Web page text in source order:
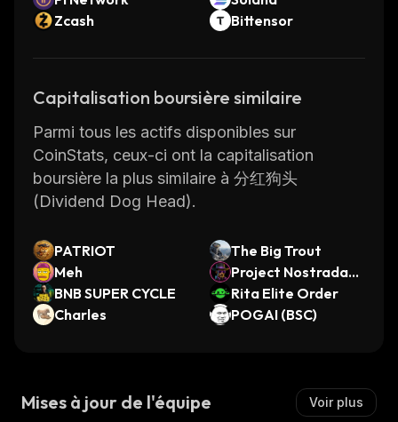
Zcash
Bittensor
Capitalisation boursière similaire
Parmi tous les actifs disponibles sur
CoinStats, ceux-ci ont la capitalisation
boursière la plus similaire à 分红狗头
(Dividend Dog Head).
PATRIOT
The Big Trout
Meh
Project Nostradam
us
BNB SUPER CYCLE
Rita Elite Order
Charles
POGAI (BSC)
Mises à jour de l'équipe Voir plus